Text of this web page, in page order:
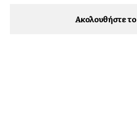
Ακολουθήστε το